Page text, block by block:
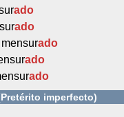
ado
ado
ado
ado
ado
imperfecto)